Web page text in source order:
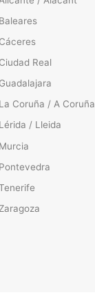
Baleares
Cáceres
Ciudad Real
Guadalajara
La Coruña / A Coruña
Lérida / Lleida
Murcia
Pontevedra
Zaragoza